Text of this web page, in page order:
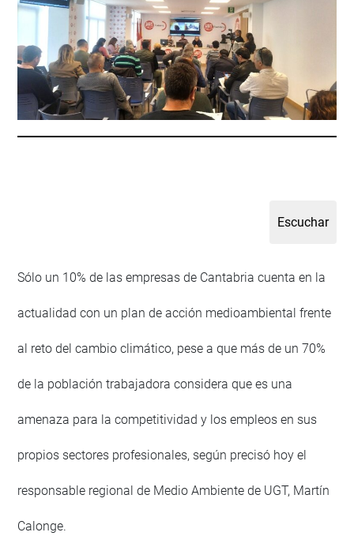
Sólo un 10% de las empresas de Cantabria cuenta en la
actualidad con un plan de acción medioambiental frente
al reto del cambio climático, pese a que más de un 70%
de la población trabajadora considera que es una
amenaza para la competitividad y los empleos en sus
propios sectores profesionales, según precisó hoy el
responsable regional de Medio Ambiente de UGT, Martín
Calonge.